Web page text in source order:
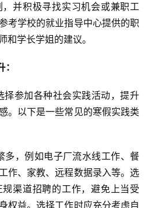
并积极寻找实习机会或兼职工
考学校的就业指导中心提供的职
和学长学姐的建议。
：
。以下是一些常见的寒假实践类
多，例如电子厂流水线工作、餐
作、家教、远程数据录入等。选
渠道招聘的工作，避免上当受
权益。选择工作时应充分考虑自